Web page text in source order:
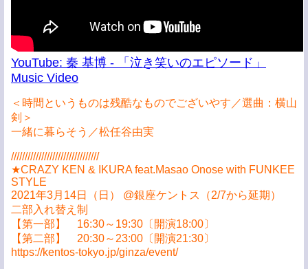
YouTube: 秦 基博 - 「泣き笑いのエピソード」
Music Video
＜時間というものは残酷なものでございやす／選曲：横山
剣＞
一緒に暮らそう／松任谷由実
////////////////////////////////
★CRAZY KEN & IKURA feat.Masao Onose with FUNKEE
STYLE
2021年3月14日（日） @銀座ケントス（2/7から延期）
二部入れ替え制
【第一部】 16:30～19:30〔開演18:00〕
【第二部】 20:30～23:00〔開演21:30〕
https://kentos-tokyo.jp/ginza/event/